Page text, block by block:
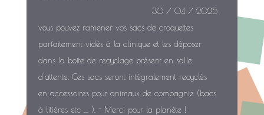
30 / 04 / 2025
vous pouvez ramener vos sacs de croquettes
parfaitement vidés à la clinique et les déposer
dans la boite de recyclage présent en salle
d'attente. Ces sacs seront intégralement recyclés
en accessoires pour animaux de compagnie (bacs
à litières etc .... ). - Merci pour la planète !